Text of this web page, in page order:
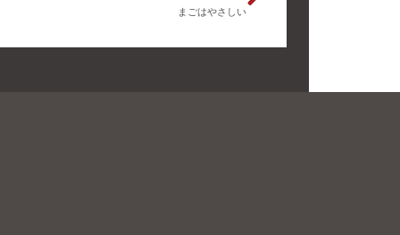
まごはやさしい